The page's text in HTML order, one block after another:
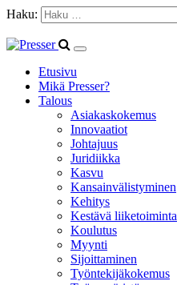
Haku:
Etusivu
Mikä Presser?
Talous
Asiakaskokemus
Innovaatiot
Johtajuus
Juridiikka
Kasvu
Kansainvälistyminen
Kehitys
Kestävä liiketoiminta
Koulutus
Myynti
Sijoittaminen
Työntekijäkokemus